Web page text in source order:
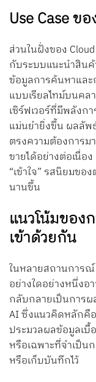
Use Case ข
ส่วนในฝั่งของ
กับระบบแนะนำสินค้
ข้อมูลการค้นหาแล
แบบเรียลไทม์บนค
เซิร์ฟเวอร์ที่มีพลังก
แม่นยำยิ่งขึ้น ผลลัพ
ตรงความต้องการม
ขายได้อย่างต่อเนื่อ
“เข้าใจ” รสนิยมข
นานขึ้น
แนวโน้มของ
เข้าด้วยกัน
ในหลายสถานการณ์
อย่างใดอย่างหนึ่งอ
กลับกลายเป็นการผ
AI ซึ่งแนวคิดหลักคื
ประมวลผลข้อมูลเ
หรือเฉพาะที่จำเป็น
หรือเก็บบันทึกไว้